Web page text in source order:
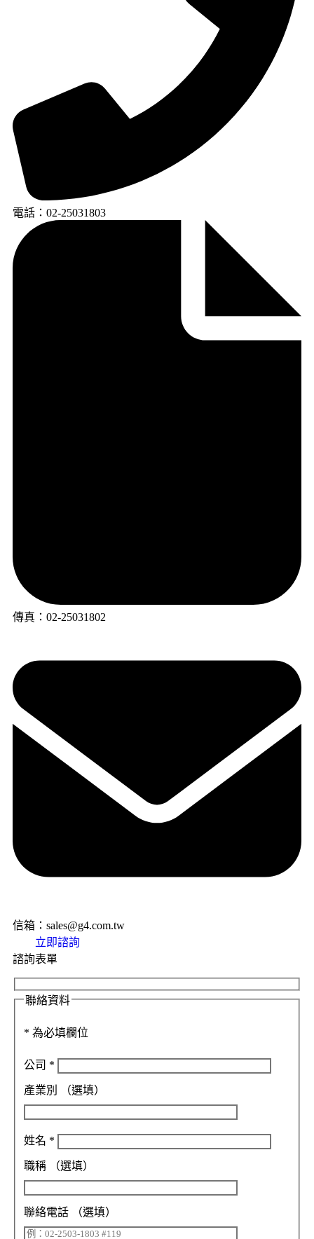
電話：02-25031803
傳真：02-25031802
信箱：sales@g4.com.tw
立即諮詢
諮詢表單
聯絡資料
* 為必填欄位
公司 *
產業別 （選填）
姓名 *
職稱 （選填）
聯絡電話 （選填）